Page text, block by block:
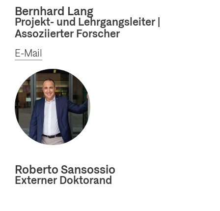
Bernhard Lang
Projekt- und Lehrgangsleiter |
Assoziierter Forscher
E-Mail
Roberto Sansossio
Externer Doktorand